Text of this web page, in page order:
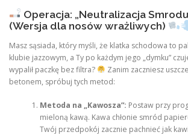
Operacja: „Neutralizacja
(Wersja dla nosów wrażliwych)
Masz sąsiada, który myśli, że klatka schodowa to
klubie jazzowym, a Ty po każdym jego „dymku”
wypalił paczkę bez filtra?
Zanim zaczniesz
betonem, spróbuj tych metod:
Metoda na „Kawosza”: Postaw przy
mieloną kawą. Kawa chłonie smród
Twój przedpokój zacznie pachnieć jak